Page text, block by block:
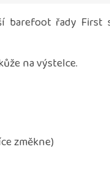
barefoot řady First
na výstelce.
změkne)